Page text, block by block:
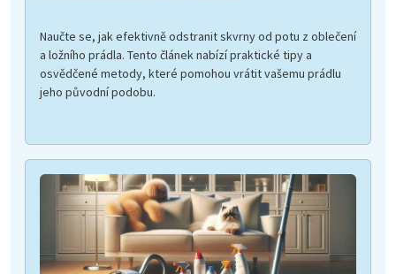
Naučte se, jak efektivně odstranit skvrny od potu z oblečení
a ložního prádla. Tento článek nabízí praktické tipy a
osvědčené metody, které pomohou vrátit vašemu prádlu
jeho původní podobu.